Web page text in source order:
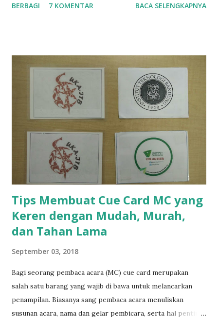
taplok (tata tertib kelompok) atau mentor kelompok
Magic , dll. Intinya, warna yang ditentukan oleh Game
Master (GM). Istilah Game Master maksudnya orang yang
memberi tebak-tebakan pada permainan. Biasanya GM akan
dibantu oleh seorang asisten. GM akan disuruh menutup
mata, kemudian orang lain memilih sebuah barang. Dengan
dibantu asisten, GM akan berhasil menebak barang yang
dipilih. Lalu GM akan bertanya bagaimana caranya.
Jawabannya adalah asisten membantu GM menebak dengan
menyebut...
BERBAGI 7 KOMENTAR BACA SELENGKAPNYA
Tips Membuat Cue Card MC yang
Keren dengan Mudah, Murah,
dan Tahan Lama
September 03, 2018
Bagi seorang pembaca acara (MC) cue card merupakan
salah satu barang yang wajib di bawa untuk melancarkan
penampilan. Biasanya sang pembaca acara menuliskan
susunan acara, nama dan gelar pembicara, serta hal penting